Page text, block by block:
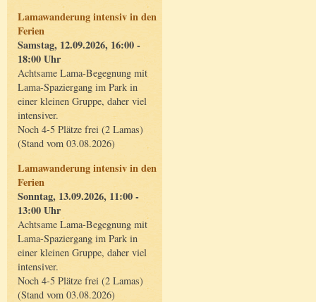
Lamawanderung intensiv in den
Ferien
Samstag, 12.09.2026, 16:00 -
18:00 Uhr
Achtsame Lama-Begegnung mit
Lama-Spaziergang im Park in
einer kleinen Gruppe, daher viel
intensiver.
Noch 4-5 Plätze frei (2 Lamas)
(Stand vom 03.08.2026)
Lamawanderung intensiv in den
Ferien
Sonntag, 13.09.2026, 11:00 -
13:00 Uhr
Achtsame Lama-Begegnung mit
Lama-Spaziergang im Park in
einer kleinen Gruppe, daher viel
intensiver.
Noch 4-5 Plätze frei (2 Lamas)
(Stand vom 03.08.2026)